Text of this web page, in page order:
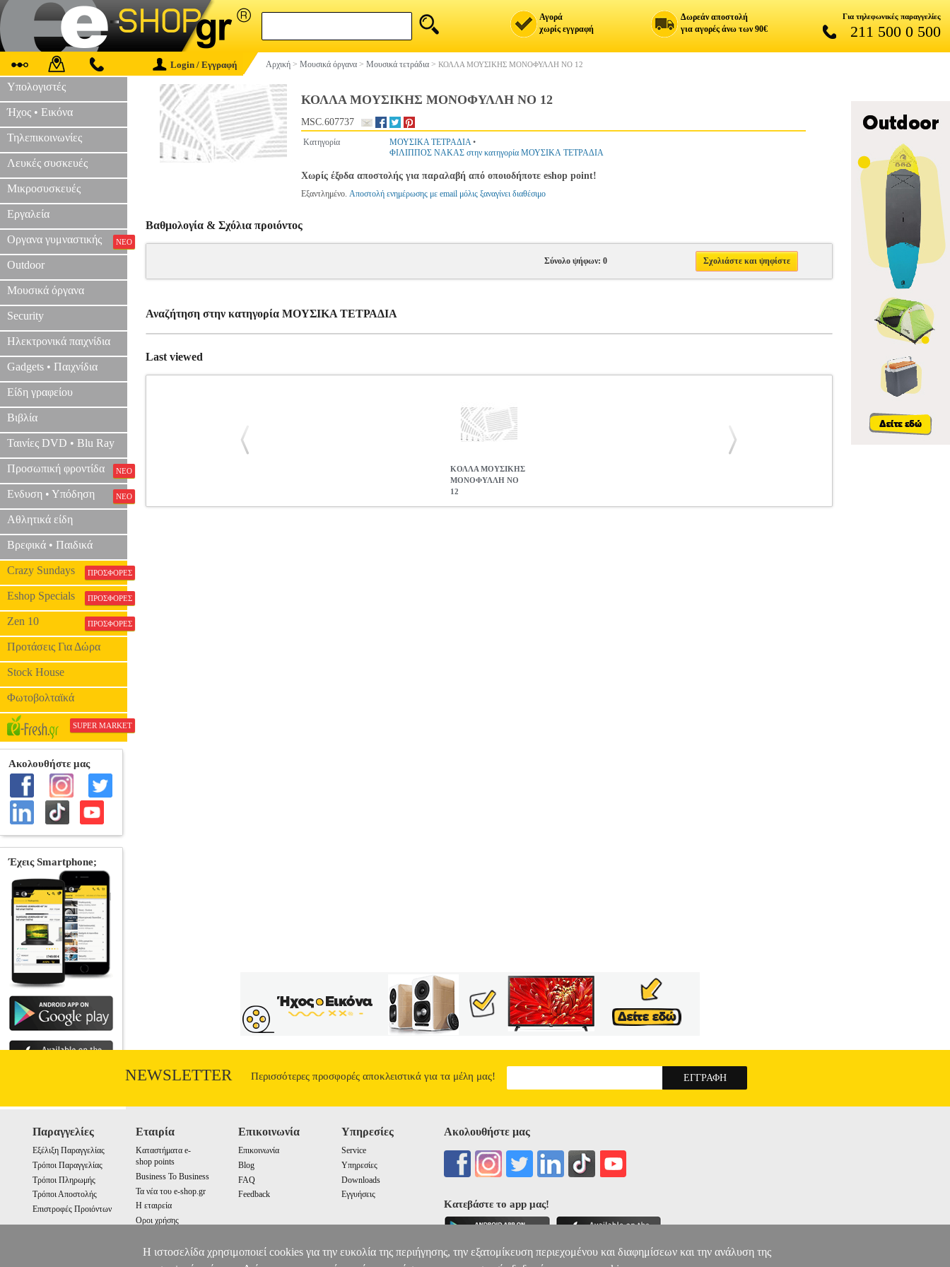
Αγορά
χωρίς εγγραφή
Δωρεάν αποστολή
για αγορές άνω των 90€
Για τηλεφωνικές παραγγελίες
211 500 0 500
Login / Εγγραφή Αρχική > Μουσικά όργανα > Μουσικά τετράδια > ΚΟΛΛΑ ΜΟΥΣΙΚΗΣ ΜΟΝΟΦΥΛΛΗ ΝΟ 12
Υπολογιστές
Ήχος • Εικόνα
Τηλεπικοινωνίες
Λευκές συσκευές
Μικροσυσκευές
Εργαλεία
Οργανα γυμναστικής ΝΕΟ
Outdoor
Μουσικά όργανα
Security
Ηλεκτρονικά παιχνίδια
Gadgets • Παιχνίδια
Είδη γραφείου
Βιβλία
Ταινίες DVD • Blu Ray
Προσωπική φροντίδα ΝΕΟ
Ενδυση • Υπόδηση ΝΕΟ
Αθλητικά είδη
Βρεφικά • Παιδικά
Crazy Sundays ΠΡΟΣΦΟΡΕΣ
Eshop Specials ΠΡΟΣΦΟΡΕΣ
Zen 10 ΠΡΟΣΦΟΡΕΣ
Προτάσεις Για Δώρα
Stock House
Φωτοβολταϊκά
SUPER MARKET
ΚΟΛΛΑ ΜΟΥΣΙΚΗΣ ΜΟΝΟΦΥΛΛΗ ΝΟ 12
MSC.607737
Κατηγορία ΜΟΥΣΙΚΑ ΤΕΤΡΑΔΙΑ•
ΦΙΛΙΠΠΟΣ ΝΑΚΑΣ στην κατηγορία ΜΟΥΣΙΚΑ ΤΕΤΡΑΔΙΑ
Χωρίς έξοδα αποστολής για παραλαβή από οποιοδήποτε eshop point!
Εξαντλημένο. Αποστολή ενημέρωσης με email μόλις ξαναγίνει διαθέσιμο
Βαθμολογία & Σχόλια προιόντος
Σύνολο ψήφων: 0 Σχολιάστε και ψηφίστε
Αναζήτηση στην κατηγορία ΜΟΥΣΙΚΑ ΤΕΤΡΑΔΙΑ
Last viewed
ΚΟΛΛΑ ΜΟΥΣΙΚΗΣ
ΜΟΝΟΦΥΛΛΗ ΝΟ
12
NEWSLETTER Περισσότερες προσφορές αποκλειστικά για τα μέλη μας!
Παραγγελίες
Εξέλιξη Παραγγελίας
Τρόποι Παραγγελίας
Τρόποι Πληρωμής
Τρόποι Αποστολής
Επιστροφές Προιόντων
Εταιρία
Καταστήματα e-
shop points
Business To Business
Τα νέα του e-shop.gr
Η εταιρεία
Οροι χρήσης
Επικοινωνία
Επικοινωνία
Blog
FAQ
Feedback
Υπηρεσίες
Service
Υπηρεσίες
Downloads
Εγγυήσεις
Ακολουθήστε μας
Κατεβάστε το app μας!
Η ιστοσελίδα χρησιμοποιεί cookies για την ευκολία της περιήγησης, την εξατομίκευση περιεχομένου και διαφημίσεων και την ανάλυση της